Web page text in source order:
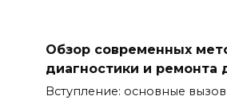
Обзор современных
диагностики и ремонта
Вступление: основные